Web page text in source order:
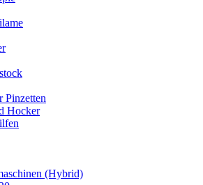
Pinzetten
Hocker
(Hybrid)